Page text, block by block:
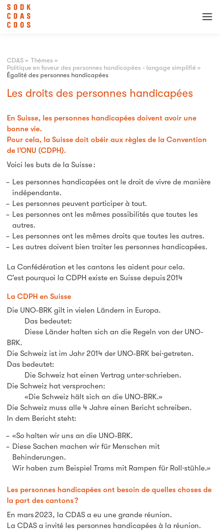
CDAS » Thèmes »
Politique en faveur des personnes handicapées - langage simplifié »
Égalité des personnes handicapées
Les droits des personnes handicapées
En Suisse, les personnes handicapées doivent avoir une
bonne vie.
Pour cela, la Suisse doit obéir aux règles de la Convention
de l’ONU (CDPH).
Voici les buts de la Suisse :
Les personnes handicapées ont le droit de vivre de manière
indépendante.
Les personnes peuvent participer à tout.
Les personnes ont les mêmes possibilités que toutes les
autres.
Les personnes ont les mêmes droits que toutes les autres.
Les autres doivent bien traiter les personnes handicapées.
La Confédération et les cantons les aident pour cela.
C’est pourquoi la CDPH existe en Suisse depuis 2014
La CDPH en Suisse
Die UNO-BRK gilt in vielen Ländern in Europa.
Das bedeutet:
Diese Länder halten sich an die Regeln von der UNO-
BRK.
Die Schweiz ist im Jahr 2014 der UNO-BRK bei·getreten.
Das bedeutet:
Die Schweiz hat einen Vertrag unter·schrieben.
Die Schweiz hat versprochen:
«Die Schweiz hält sich an die UNO-BRK.»
Die Schweiz muss alle 4 Jahre einen Bericht schreiben.
In dem Bericht steht:
«So halten wir uns an die UNO-BRK.
Diese Sachen machen wir für Menschen mit
Behinderungen.
Wir haben zum Beispiel Trams mit Rampen für Roll·stühle.»
Les personnes handicapées ont besoin de quelles choses de
la part des cantons ?
En mars 2023, la CDAS a eu une grande réunion.
La CDAS a invité les personnes handicapées à la réunion.